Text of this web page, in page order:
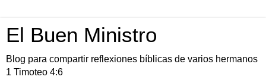
El Buen Ministro
Blog para compartir reflexiones bíblicas de varios hermanos
1 Timoteo 4:6